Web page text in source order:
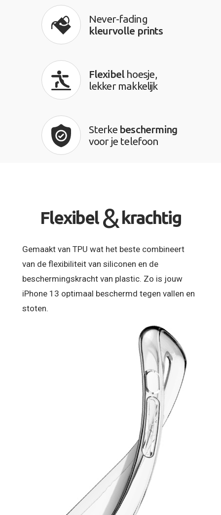
Never-fading
kleurvolle prints
Flexibel hoesje,
lekker makkelijk
Sterke bescherming
voor je telefoon
Flexibel & krachtig
Gemaakt van TPU wat het beste combineert
van de flexibiliteit van siliconen en de
beschermingskracht van plastic. Zo is jouw
iPhone 13 optimaal beschermd tegen vallen en
stoten.